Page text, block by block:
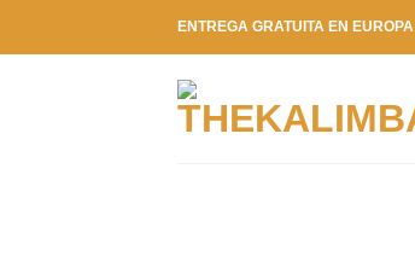
ENTREGA GRATUITA EN EUROPA